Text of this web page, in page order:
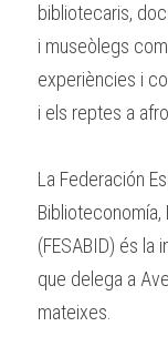
bibliotecaris,
i museòlegs
experiències i
i els reptes a
La Federación
(FESABID) és la
que delega a
mateixes.